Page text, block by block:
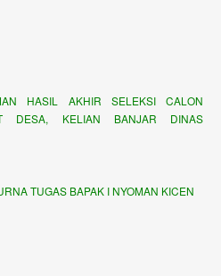
HASIL AKHIR SELEKSI CALON
DESA, KELIAN BANJAR DINAS
TUGAS BAPAK I NYOMAN KICEN